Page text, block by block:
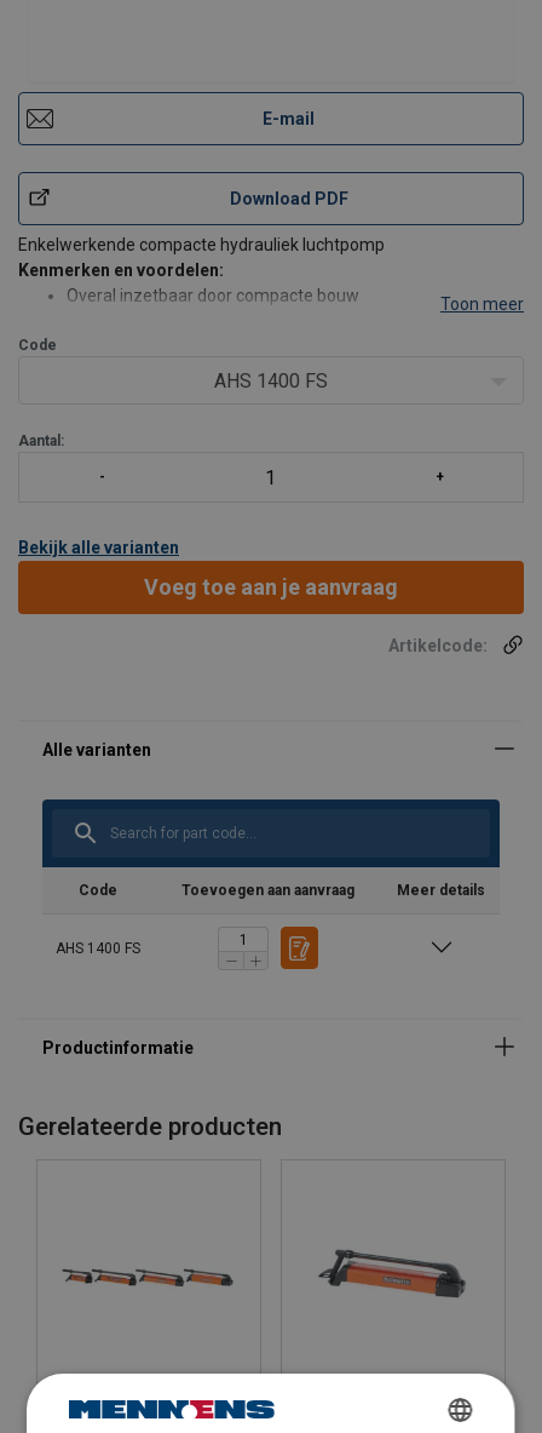
E-mail
Download PDF
Enkelwerkende compacte hydrauliek luchtpomp
Kenmerken en voordelen:
Overal inzetbaar door compacte bouw
Toon meer
Code
AHS 1400 FS
Aantal:
Bekijk alle varianten
Voeg toe aan je aanvraag
Artikelcode:
Code Toevoegen aan aanvraag Meer details
AHS 1400 FS
Gerelateerde producten
Handpomp PA H 2